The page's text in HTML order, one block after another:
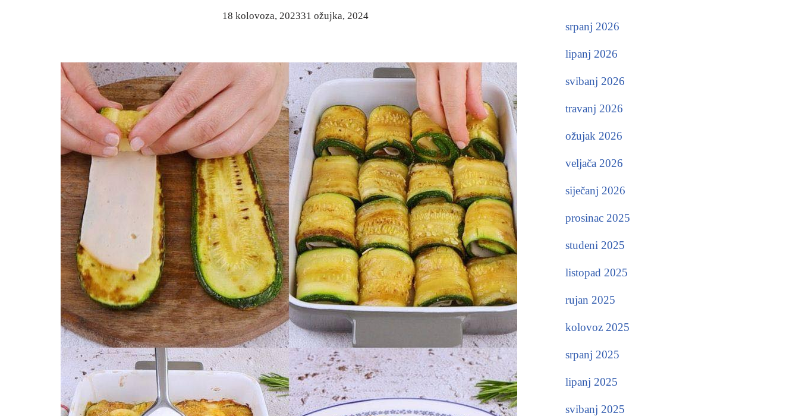
18 kolovoza, 202331 ožujka, 2024
srpanj 2026
lipanj 2026
svibanj 2026
travanj 2026
ožujak 2026
veljača 2026
siječanj 2026
prosinac 2025
studeni 2025
listopad 2025
rujan 2025
kolovoz 2025
srpanj 2025
lipanj 2025
svibanj 2025